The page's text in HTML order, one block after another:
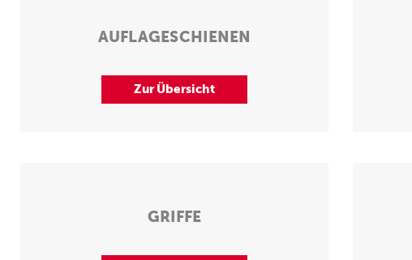
AUFLAGESCHIENEN
Zur Übersicht
GRIFFE